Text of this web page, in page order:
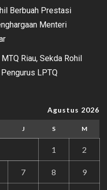
Berbuah Prestasi
Menteri
Riau, Sekda Rohil
LPTQ
Agustus 2026
J S M
1 2
7 8 9